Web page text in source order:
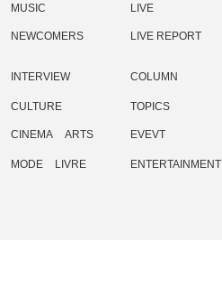
MUSIC
NEWCOMERS
LIVE
LIVE REPORT
INTERVIEW COLUMN
CULTURE
CINEMA ARTS
MODE LIVRE
TOPICS
EVEVT
ENTERTAINMENT